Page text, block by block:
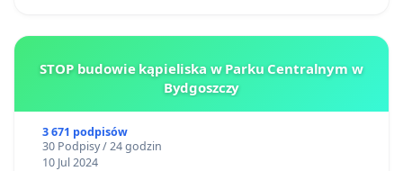
STOP budowie kąpieliska w Parku Centralnym w
Bydgoszczy
3 671 podpisów
30 Podpisy / 24 godzin
10 Jul 2024